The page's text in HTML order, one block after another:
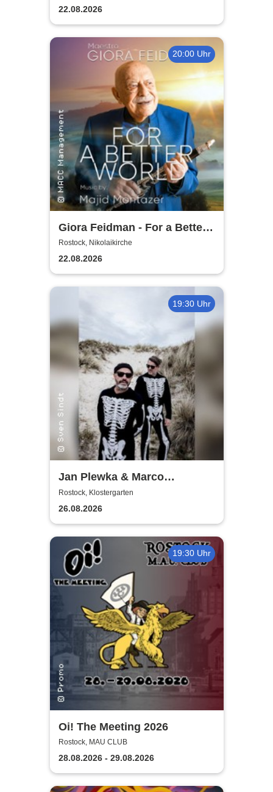
22.08.2026
20:00 Uhr
Giora Feidman - For a Better
World
Rostock, Nikolaikirche
22.08.2026
19:30 Uhr
Jan Plewka & Marco
Schmedtje - Between the
Lights
Rostock, Klostergarten
26.08.2026
19:30 Uhr
Oi! The Meeting 2026
Rostock, MAU CLUB
28.08.2026 - 29.08.2026